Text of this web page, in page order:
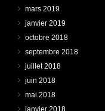
mars 2019
janvier 2019
octobre 2018
septembre 2018
juillet 2018
juin 2018
mai 2018